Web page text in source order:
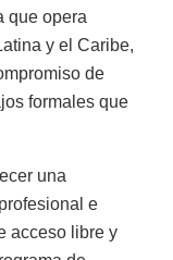
que opera
y el Caribe,
de
formales que
una
e
acceso libre y